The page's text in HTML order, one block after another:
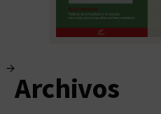
→
Archivos